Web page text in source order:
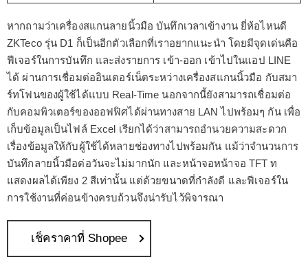
หากถามว่าเครื่องสแกนลายนิ้วมือ บันทึกเวลาเข้างาน ยี่ห้อไหนดี
ZKTeco รุ่น D1 ก็เป็นอีกตัวเลือกที่เราอยากแนะนำ โดยมีจุดเด่นคือ
ฟีเจอร์ในการบันทึก และส่งรายการ เข้า-ออก เข้าไปในแอป LINE
ได้ ผ่านการเชื่อมต่ออินเตอร์เน็ตระหว่างเครื่องสแกนนิ้วมือ กับสมา
ร์ทโฟนของผู้ใช้ได้แบบ Real-Time นอกจากนี้ยังสามารถเชื่อมต่อ
กับคอมพิวเตอร์ของออฟฟิศได้ผ่านทางสาย LAN ไปพร้อมๆ กัน เพื่อ
เก็บข้อมูลเป็นไฟล์ Excel เรียกได้ว่าสามารถอำนวยความสะดวก
เรื่องข้อมูลให้กับผู้ใช้ได้หลายช่องทางไปพร้อมกัน แม้ว่าจำนวนการ
บันทึกลายนิ้วมือต่อวันจะไม่มากนัก และหน้าจอหน้าจอ TFT ท
แสดงผลได้เพียง 2 สีเท่านั้น แต่ด้วยขนาดที่กำลังดี และฟีเจอร์ใน
การใช้งานที่ค่อนข้างครบถ้วนจึงน่ารับไว้พิจารณา
เช็คราคาที่ Shopee